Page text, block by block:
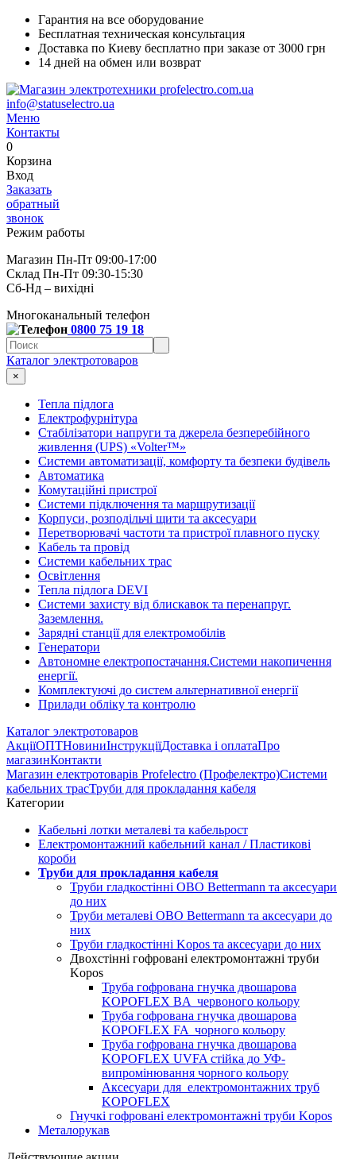
Гарантия на все оборудование
Бесплатная техническая консультация
Доставка по Киеву бесплатно при заказе от 3000 грн
14 дней на обмен или возврат
info@statuselectro.ua
Меню
Контакты
0
Корзина
Вход
Заказать
обратный
звонок
Режим работы
Магазин Пн-Пт 09:00-17:00
Склад Пн-Пт 09:30-15:30
Сб-Нд – вихідні
Многоканальный телефон
0800 75 19 18
Каталог электротоваров
×
Тепла підлога
Електрофурнітура
Cтабілізатори напруги та джерела безперебійного
живлення (UPS) «Volter™»
Системи автоматизації, комфорту та безпеки будівель
Автоматика
Комутаційні пристрої
Системи підключення та маршрутизації
Корпуси, розподільчі щити та аксесуари
Перетворювачі частоти та пристрої плавного пуску
Кабель та провід
Системи кабельних трас
Освітлення
Тепла підлога DEVI
Системи захисту від блискавок та перенапруг.
Заземлення.
Зарядні станції для електромобілів
Генератори
Автономне електропостачання.Системи накопичення
енергії.
Комплектуючі до систем альтернативної енергії
Прилади обліку та контролю
Каталог электротоваров
АкціїОПТНовиниІнструкціїДоставка і оплатаПро
магазинКонтакти
Магазин електротоварів Profelectro (Профелектро)Системи
кабельних трасТруби для прокладання кабеля
Категории
Кабельні лотки металеві та кабельрост
Електромонтажний кабельний канал / Пластикові
короби
Труби для прокладання кабеля
Труби гладкостінні OBO Bettermann та аксесуари
до них
Труби металеві OBO Bettermann та аксесуари до
них
Труби гладкостінні Kopos та аксесуари до них
Двохстінні гофровані електромонтажні труби
Kopos
Труба гофрована гнучка двошарова
KOPOFLEX BA червоного кольору
Труба гофрована гнучка двошарова
KOPOFLEX FA чорного кольору
Труба гофрована гнучка двошарова
KOPOFLEX UVFA стійка до УФ-
випромінювання чорного кольору
Аксесуари для електромонтажних труб
KOPOFLEX
Гнучкі гофровані електромонтажні труби Kopos
Металорукав